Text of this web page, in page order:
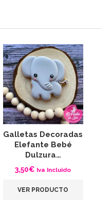
Galletas Decoradas
Elefante Bebé
Dulzura…
3,50€ Iva Incluido
VER PRODUCTO